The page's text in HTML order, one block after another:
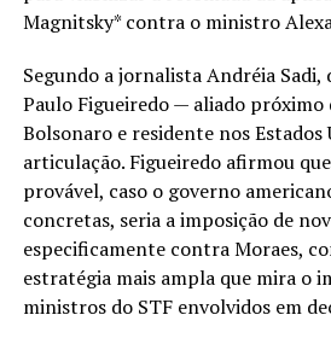
Magnitsky* contra o ministro
Segundo a jornalista Andréia
Paulo Figueiredo — aliado próximo
Bolsonaro e residente nos
articulação. Figueiredo afirmou
provável, caso o governo
concretas, seria a imposição de
especificamente contra Moraes,
estratégia mais ampla que mira o
ministros do STF envolvidos em